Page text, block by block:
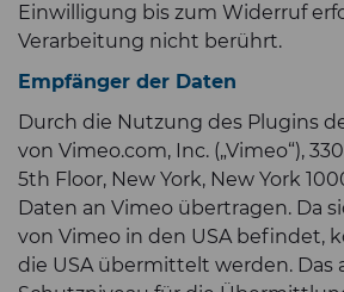
Einwilligung bis zum Widerruf
Verarbeitung nicht berührt.
Empfänger der Daten
Durch die Nutzung des Plugins
von Vimeo.com, Inc. („Vimeo“),
5th Floor, New York, New York
Daten an Vimeo übertragen. Da
von Vimeo in den USA befindet,
die USA übermittelt werden. Das